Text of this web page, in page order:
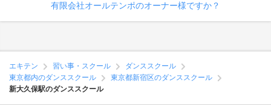
有限会社オールテンポのオーナー様ですか？
エキテン 習い事・スクール
ダンススクール
東京都内のダンススクール
東京都新宿区のダンススクール
新大久保駅のダンススクール